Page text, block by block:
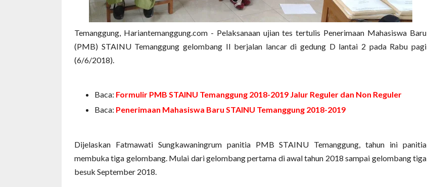
Temanggung, Hariantemanggung.com - Pelaksanaan ujian tes tertulis Penerimaan Mahasiswa Baru
(PMB) STAINU Temanggung gelombang II berjalan lancar di gedung D lantai 2 pada Rabu pagi
(6/6/2018).
Baca: Formulir PMB STAINU Temanggung 2018-2019 Jalur Reguler dan Non Reguler
Baca: Penerimaan Mahasiswa Baru STAINU Temanggung 2018-2019
Dijelaskan Fatmawati Sungkawaningrum panitia PMB STAINU Temanggung, tahun ini panitia
membuka tiga gelombang. Mulai dari gelombang pertama di awal tahun 2018 sampai gelombang tiga
besuk September 2018.